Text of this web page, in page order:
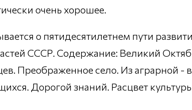
очень хорошее.
о пятидесятилетнем пути
СССР. Содержание: Великий
Преображенное село. Из аграрной -
Дорогой знаний. Расцвет